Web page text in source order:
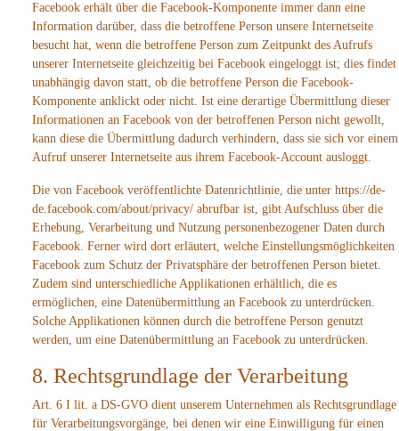
Facebook erhält über die Facebook-Komponente immer dann eine
Information darüber, dass die betroffene Person unsere Internetseite
besucht hat, wenn die betroffene Person zum Zeitpunkt des Aufrufs
unserer Internetseite gleichzeitig bei Facebook eingeloggt ist; dies findet
unabhängig davon statt, ob die betroffene Person die Facebook-
Komponente anklickt oder nicht. Ist eine derartige Übermittlung dieser
Informationen an Facebook von der betroffenen Person nicht gewollt,
kann diese die Übermittlung dadurch verhindern, dass sie sich vor einem
Aufruf unserer Internetseite aus ihrem Facebook-Account ausloggt.
Die von Facebook veröffentlichte Datenrichtlinie, die unter https://de-
de.facebook.com/about/privacy/ abrufbar ist, gibt Aufschluss über die
Erhebung, Verarbeitung und Nutzung personenbezogener Daten durch
Facebook. Ferner wird dort erläutert, welche Einstellungsmöglichkeiten
Facebook zum Schutz der Privatsphäre der betroffenen Person bietet.
Zudem sind unterschiedliche Applikationen erhältlich, die es
ermöglichen, eine Datenübermittlung an Facebook zu unterdrücken.
Solche Applikationen können durch die betroffene Person genutzt
werden, um eine Datenübermittlung an Facebook zu unterdrücken.
8. Rechtsgrundlage der Verarbeitung
Art. 6 I lit. a DS-GVO dient unserem Unternehmen als Rechtsgrundlage
für Verarbeitungsvorgänge, bei denen wir eine Einwilligung für einen